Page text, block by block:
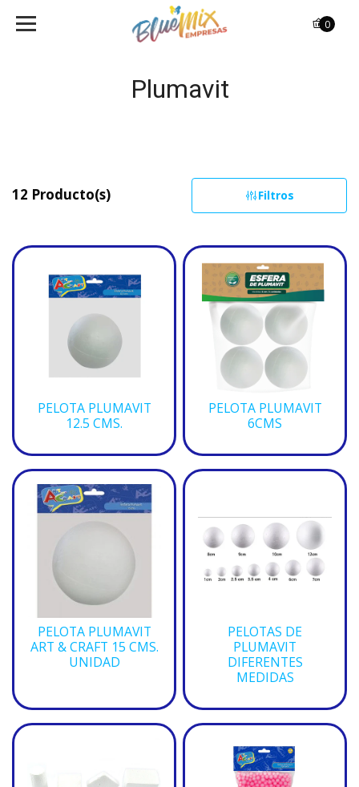
0
Plumavit
12 Producto(s) Filtros
PELOTA PLUMAVIT
12.5 CMS.
PELOTA PLUMAVIT
6CMS
PELOTA PLUMAVIT
ART & CRAFT 15 CMS.
UNIDAD
PELOTAS DE
PLUMAVIT
DIFERENTES
MEDIDAS